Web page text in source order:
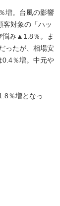
増。台風の影響
客対象の「ハッ
悩み▲1.8％。ま
ったが、相場安
0.4％増。中元や
％増となっ